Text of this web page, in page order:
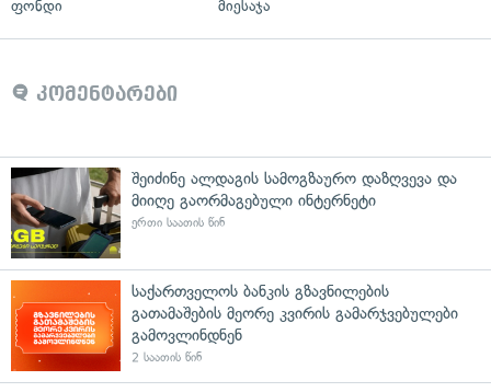
ფონდი მიესაჯა
კომენტარები
შეიძინე ალდაგის სამოგზაურო დაზღვევა და
მიიღე გაორმაგებული ინტერნეტი
ერთი საათის წინ
საქართველოს ბანკის გზავნილების
გათამაშების მეორე კვირის გამარჯვებულები
გამოვლინდნენ
2 საათის წინ